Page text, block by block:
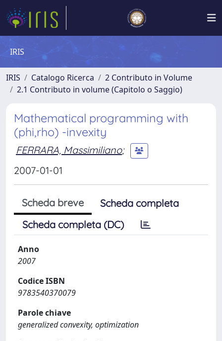
IRIS
IRIS Catalogo Ricerca
2 Contributo in Volume
2.1 Contributo in volume (Capitolo o Saggio)
Mathematical programming with
(phi,rho) -invexity
FERRARA, Massimiliano;
2007-01-01
Scheda breve
Scheda completa
Scheda completa (DC)
Anno
2007
Codice ISBN
9783540370079
Parole chiave
generalized convexity, optimization